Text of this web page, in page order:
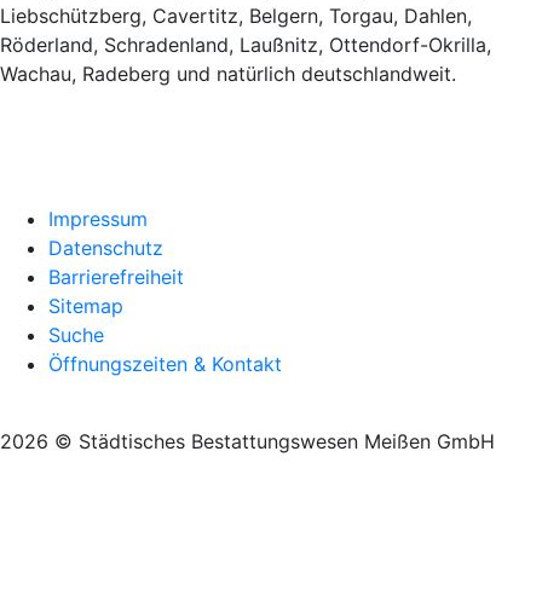
Liebschützberg, Cavertitz, Belgern, Torgau, Dahlen,
Röderland, Schradenland, Laußnitz, Ottendorf-Okrilla,
Wachau, Radeberg und natürlich deutschlandweit.
Impressum
Datenschutz
Barrierefreiheit
Sitemap
Suche
Öffnungszeiten & Kontakt
2026 © Städtisches Bestattungswesen Meißen GmbH